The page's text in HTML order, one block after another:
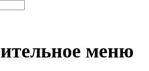
меню